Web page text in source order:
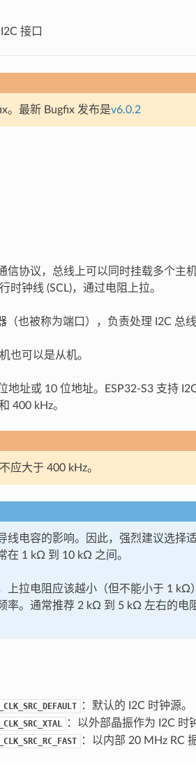
I2C 接口
。最新 Bugfix 发布是v6.0.2
信协议，总线上可以同时挂载多个主
时钟线 (SCL)，通过电阻上拉。
（也被称为端口），负责处理 I2C 总线
也可以是从机。
地址或 10 位地址。ESP32-S3 支持
400 kHz。
应大于 400 kHz。
线电容的影响。因此，强烈建议选择
在 1 kΩ 到 10 kΩ 之间。
上拉电阻应该越小（但不能小于 1 kΩ
率。通常推荐 2 kΩ 到 5 kΩ 左右的电
：默认的 I2C 时钟源。
：以外部晶振作为 I2C 时
：以内部 20 MHz RC